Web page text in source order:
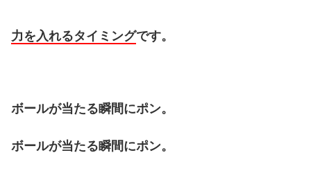
力を入れるタイミングです。
ボールが当たる瞬間にポン。
ボールが当たる瞬間にポン。